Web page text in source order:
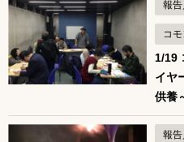
報
コ
1/19
イヤ
供養
報